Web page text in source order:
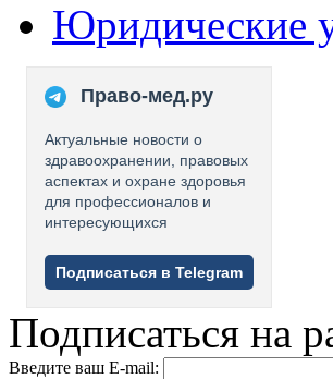
Юридические
Право-мед.ру
Актуальные новости о
здравоохранении, правовых
аспектах и охране здоровья
для профессионалов и
интересующихся
Подписаться в Telegram
Подписаться на
Введите ваш E-mail: